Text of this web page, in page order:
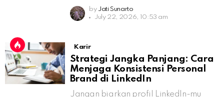
by Jati Sunarto
July 22, 2026, 10:53 am
Karir
Strategi Jangka Panjang: Cara
Menjaga Konsistensi Personal
Brand di LinkedIn
Jangan biarkan profil LinkedIn-mu